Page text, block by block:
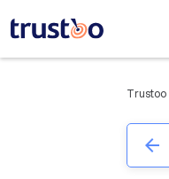
Trustoo
arrow_back